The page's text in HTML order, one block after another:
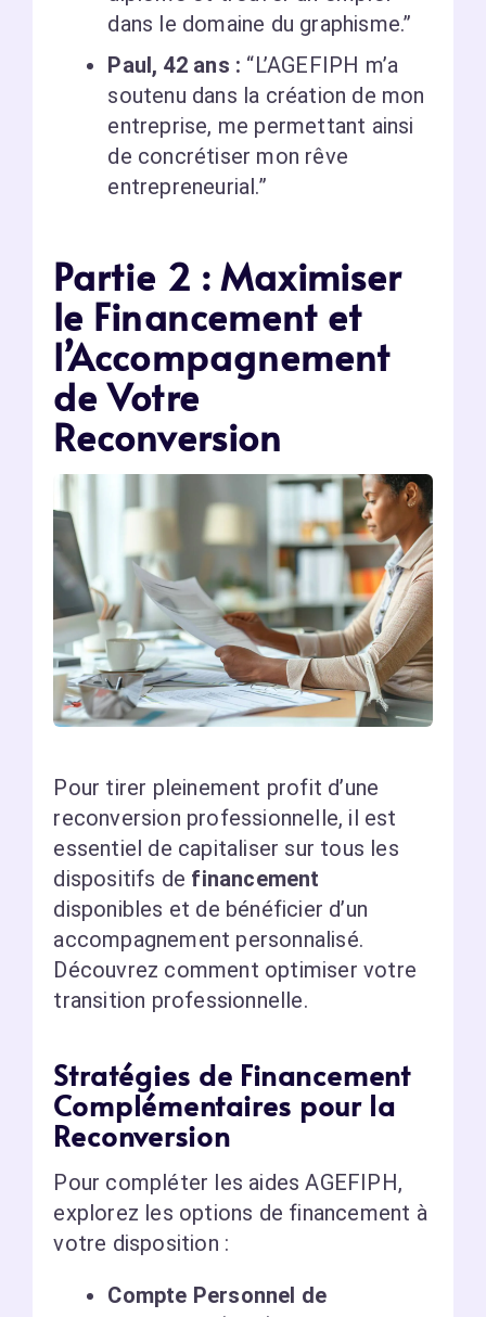
dans le domaine du graphisme.”
Paul, 42 ans : “L’AGEFIPH m’a
soutenu dans la création de mon
entreprise, me permettant ainsi
de concrétiser mon rêve
entrepreneurial.”
Partie 2 : Maximiser
le Financement et
l’Accompagnement
de Votre
Reconversion
Pour tirer pleinement profit d’une
reconversion professionnelle, il est
essentiel de capitaliser sur tous les
dispositifs de financement
disponibles et de bénéficier d’un
accompagnement personnalisé.
Découvrez comment optimiser votre
transition professionnelle.
Stratégies de Financement
Complémentaires pour la
Reconversion
Pour compléter les aides AGEFIPH,
explorez les options de financement à
votre disposition :
Compte Personnel de